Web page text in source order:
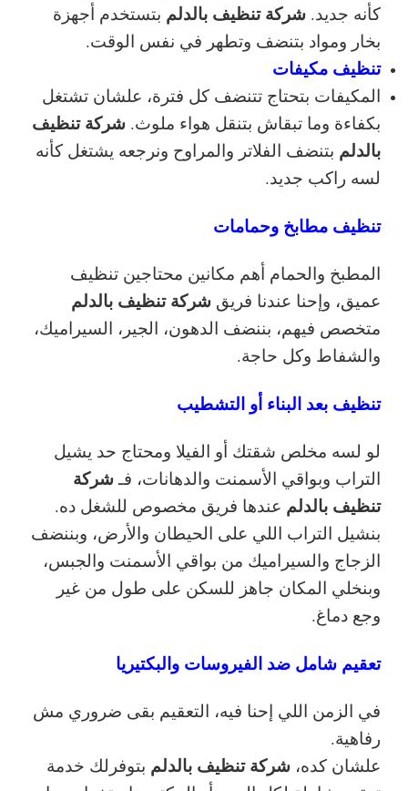
كأنه جديد. شركة تنظيف بالدلم بتستخدم أجهزة
بخار ومواد بتنضف وتطهر في نفس الوقت.
تنظيف مكيفات
المكيفات بتحتاج تتنضف كل فترة، علشان تشتغل
بكفاءة وما تبقاش بتنقل هواء ملوث. شركة تنظيف
بالدلم بتنضف الفلاتر والمراوح ونرجعه يشتغل كأنه
لسه راكب جديد.
تنظيف مطابخ وحمامات
المطبخ والحمام أهم مكانين محتاجين تنظيف
عميق، وإحنا عندنا فريق شركة تنظيف بالدلم
متخصص فيهم، بننضف الدهون، الجير، السيراميك،
والشفاط وكل حاجة.
تنظيف بعد البناء أو التشطيب
لو لسه مخلص شقتك أو الفيلا ومحتاج حد يشيل
التراب وبواقي الأسمنت والدهانات، فـ شركة
تنظيف بالدلم عندها فريق مخصوص للشغل ده.
بنشيل التراب اللي على الحيطان والأرض، وبننضف
الزجاج والسيراميك من بواقي الأسمنت والجبس،
وبنخلي المكان جاهز للسكن على طول من غير
وجع دماغ.
تعقيم شامل ضد الفيروسات والبكتيريا
في الزمن اللي إحنا فيه، التعقيم بقى ضروري مش
رفاهية.
علشان كده، شركة تنظيف بالدلم بتوفرلك خدمة